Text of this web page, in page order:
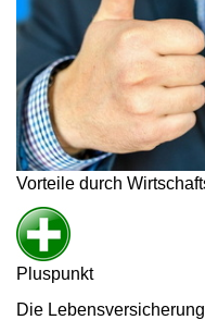
Vorteile durch
Pluspunkt
Die